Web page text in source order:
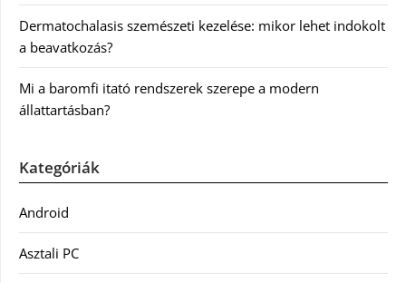
Dermatochalasis szemészeti kezelése: mikor lehet indokolt
a beavatkozás?
Mi a baromfi itató rendszerek szerepe a modern
állattartásban?
Kategóriák
Android
Asztali PC